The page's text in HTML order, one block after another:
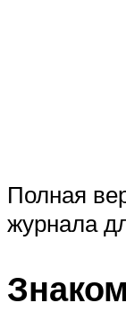
Полная
журнала